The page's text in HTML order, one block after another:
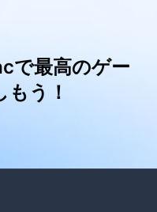
で最高のゲー
もう！